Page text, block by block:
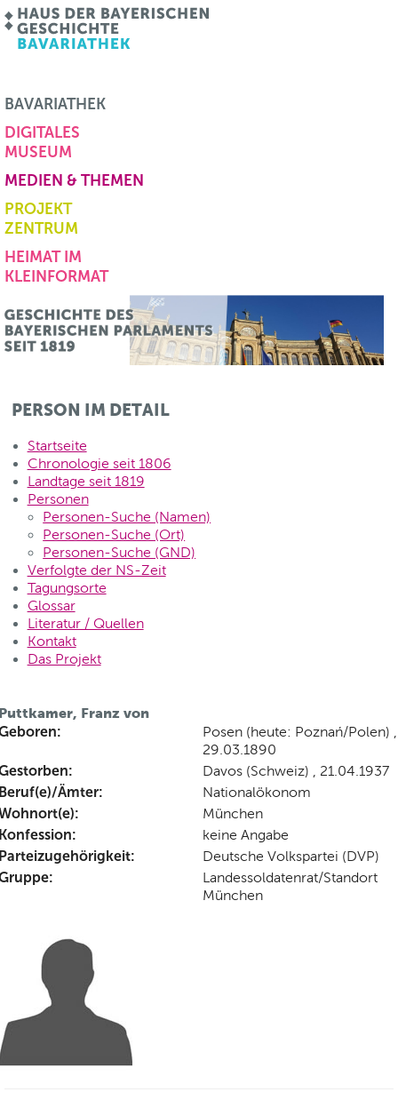
BAVARIATHEK
DIGITALES
MUSEUM
MEDIEN & THEMEN
PROJEKT
ZENTRUM
HEIMAT IM
KLEINFORMAT
PERSON IM DETAIL
Startseite
Chronologie seit 1806
Landtage seit 1819
Personen
Personen-Suche (Namen)
Personen-Suche (Ort)
Personen-Suche (GND)
Verfolgte der NS-Zeit
Tagungsorte
Glossar
Literatur / Quellen
Kontakt
Das Projekt
Franz von
Posen (heute: Poznań/Polen) ,
29.03.1890
Davos (Schweiz) , 21.04.1937
Ämter: Nationalökonom
München
keine Angabe
Deutsche Volkspartei (DVP)
Landessoldatenrat/Standort
München